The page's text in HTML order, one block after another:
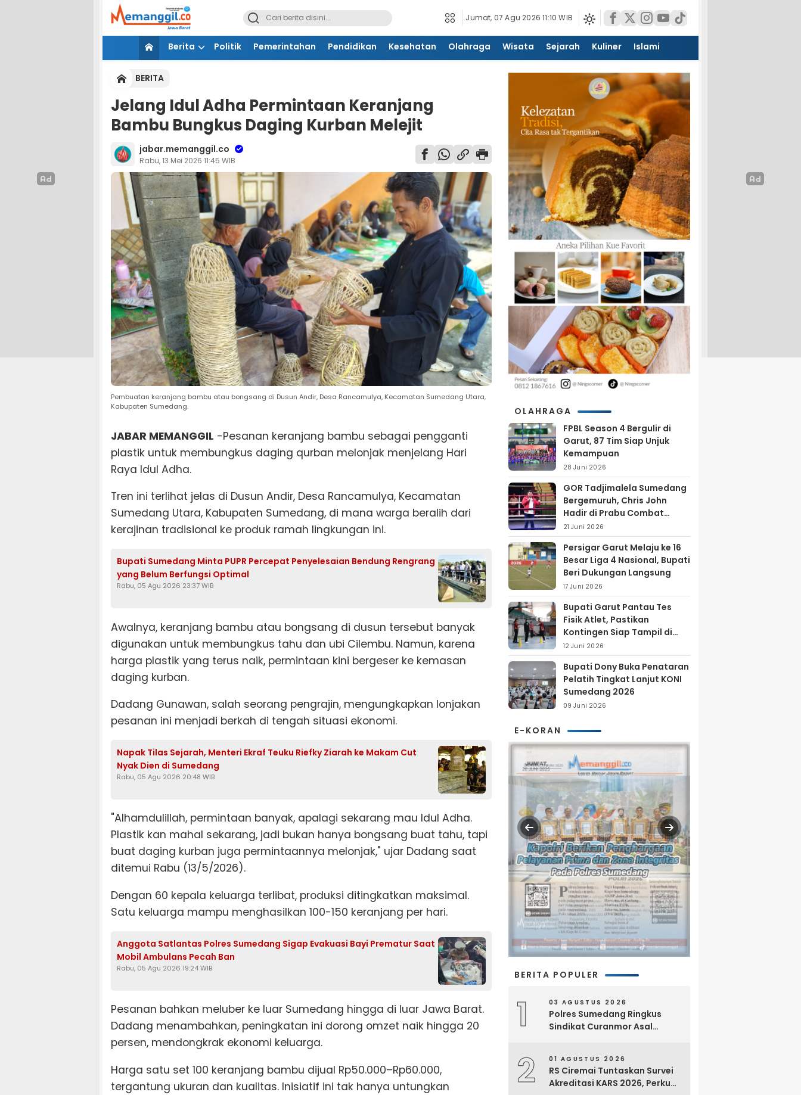
Jumat, 07 Agu 2026 11:10 WIB
Berita Politik Pemerintahan Pendidikan Kesehatan Olahraga Wisata Sejarah Kuliner Islami
BERITA
Jelang Idul Adha Permintaan Keranjang
Bambu Bungkus Daging Kurban Melejit
jabar.memanggil.co
Rabu, 13 Mei 2026 11:45 WIB
Pembuatan keranjang bambu atau bongsang di Dusun Andir, Desa Rancamulya, Kecamatan Sumedang Utara,
Kabupaten Sumedang.
JABAR MEMANGGIL -Pesanan keranjang bambu sebagai pengganti
plastik untuk membungkus daging qurban melonjak menjelang Hari
Raya Idul Adha.
Tren ini terlihat jelas di Dusun Andir, Desa Rancamulya, Kecamatan
Sumedang Utara, Kabupaten Sumedang, di mana warga beralih dari
kerajinan tradisional ke produk ramah lingkungan ini.
Bupati Sumedang Minta PUPR Percepat Penyelesaian Bendung Rengrang
yang Belum Berfungsi Optimal
Rabu, 05 Agu 2026 23:37 WIB
Awalnya, keranjang bambu atau bongsang di dusun tersebut banyak
digunakan untuk membungkus tahu dan ubi Cilembu. Namun, karena
harga plastik yang terus naik, permintaan kini bergeser ke kemasan
daging kurban.
Dadang Gunawan, salah seorang pengrajin, mengungkapkan lonjakan
pesanan ini menjadi berkah di tengah situasi ekonomi.
Napak Tilas Sejarah, Menteri Ekraf Teuku Riefky Ziarah ke Makam Cut
Nyak Dien di Sumedang
Rabu, 05 Agu 2026 20:48 WIB
"Alhamdulillah, permintaan banyak, apalagi sekarang mau Idul Adha.
Plastik kan mahal sekarang, jadi bukan hanya bongsang buat tahu, tapi
buat daging kurban juga permintaannya melonjak," ujar Dadang saat
ditemui Rabu (13/5/2026).
Dengan 60 kepala keluarga terlibat, produksi ditingkatkan maksimal.
Satu keluarga mampu menghasilkan 100-150 keranjang per hari.
Anggota Satlantas Polres Sumedang Sigap Evakuasi Bayi Prematur Saat
Mobil Ambulans Pecah Ban
Rabu, 05 Agu 2026 19:24 WIB
Pesanan bahkan meluber ke luar Sumedang hingga di luar Jawa Barat.
Dadang menambahkan, peningkatan ini dorong omzet naik hingga 20
persen, mendongkrak ekonomi keluarga.
Harga satu set 100 keranjang bambu dijual Rp50.000–Rp60.000,
tergantung ukuran dan kualitas. Inisiatif ini tak hanya untungkan
OLAHRAGA
FPBL Season 4 Bergulir di
Garut, 87 Tim Siap Unjuk
Kemampuan
28 Juni 2026
GOR Tadjimalela Sumedang
Bergemuruh, Chris John
Hadir di Prabu Combat
Series 2026
21 Juni 2026
Persigar Garut Melaju ke 16
Besar Liga 4 Nasional, Bupati
Beri Dukungan Langsung
17 Juni 2026
Bupati Garut Pantau Tes
Fisik Atlet, Pastikan
Kontingen Siap Tampil di
Porprov 2026
12 Juni 2026
Bupati Dony Buka Penataran
Pelatih Tingkat Lanjut KONI
Sumedang 2026
09 Juni 2026
E-KORAN
BERITA POPULER
1 03 AGUSTUS 2026
Polres Sumedang Ringkus
Sindikat Curanmor Asal
2 01 AGUSTUS 2026
RS Ciremai Tuntaskan Survei
Akreditasi KARS 2026, Perkuat